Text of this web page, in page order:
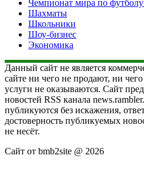
Чемпионат мира по
Шахматы
Школьники
Шоу-бизнес
Экономика
Данный сайт не является
сайте ни чего не продают, ни
услуги не оказываются. Сайт
новостей RSS канала
публикуются без искажения,
достоверность публикуемых
не несёт.
Сайт от bmb2site @ 2026